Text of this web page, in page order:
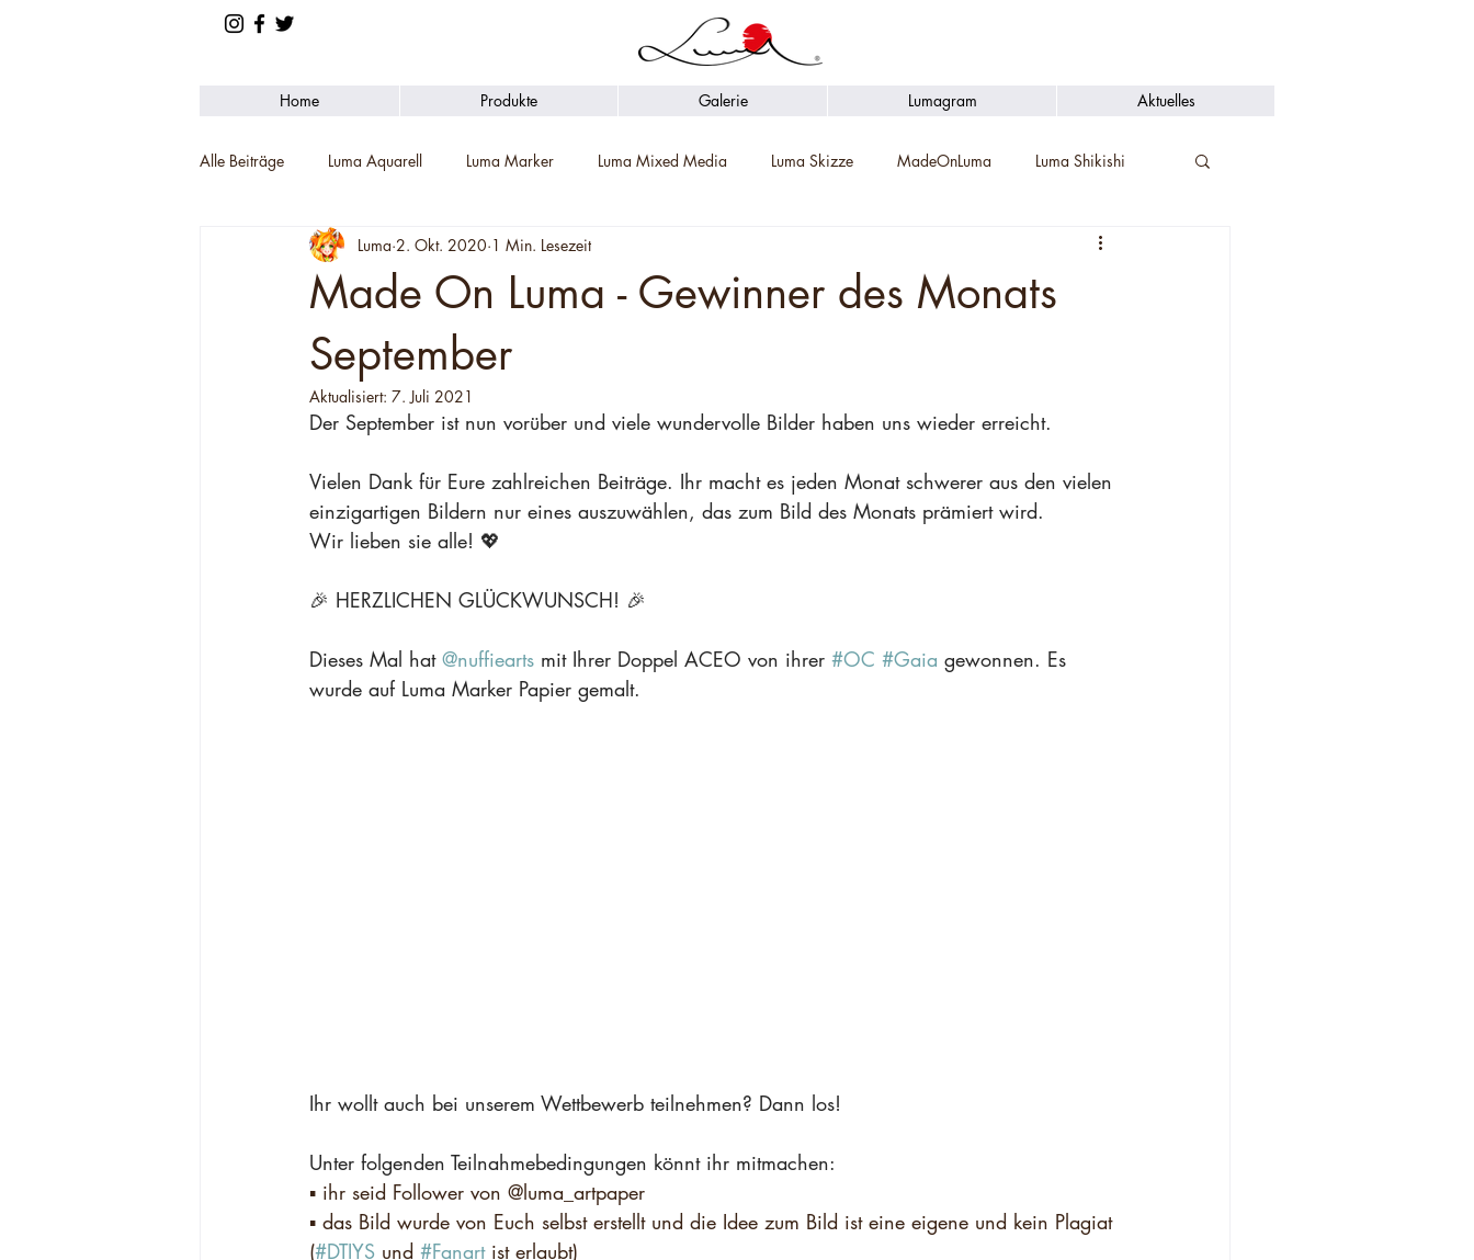
Home Produkte Galerie Lumagram Aktuelles
Alle Beiträge Luma Aquarell Luma Marker Luma Mixed Media Luma Skizze MadeOnLuma Luma Shikishi
Wettbewerbe
Made On Luma - Gewinner des Monats
September
Luma 2. Okt. 2020 1 Min. Lesezeit
Aktualisiert: 7. Juli 2021
Der September ist nun vorüber und viele wundervolle Bilder haben uns wieder erreicht. ⁠
Vielen Dank für Eure zahlreichen Beiträge. Ihr macht es jeden Monat schwerer aus den vielen
einzigartigen Bildern nur eines auszuwählen, das zum Bild des Monats prämiert wird.⁠
⁠Wir lieben sie alle! 💖⁠
⁠🎉 HERZLICHEN GLÜCKWUNSCH! 🎉⁠
Dieses Mal hat @nuffiearts mit Ihrer Doppel ACEO von ihrer #OC #Gaia gewonnen. Es
wurde auf Luma Marker Papier gemalt.⁠
Ihr wollt auch bei unserem Wettbewerb teilnehmen? Dann los!
Unter folgenden Teilnahmebedingungen könnt ihr mitmachen:
▪️ ihr seid Follower von @luma_artpaper
▪️ das Bild wurde von Euch selbst erstellt und die Idee zum Bild ist eine eigene und kein Plagiat
(#DTIYS und #Fanart ist erlaubt)